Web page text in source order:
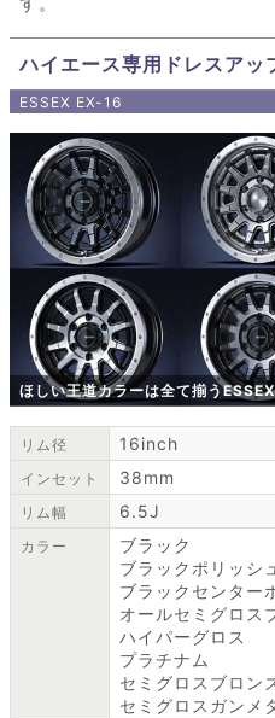
ハイエース専用ドレスアッ
ESSEX EX-16
ほしい王道カラーは全て揃う
リム径 16inch
インセット 38mm
リム幅 6.5J
カラー
ブラック
ブラックポリッシュ
ブラックセンター
オールセミグロス
ハイパーグロス
プラチナム
セミグロスブロン
セミグロスガンメ